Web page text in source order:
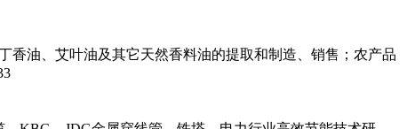
香油、艾叶油及其它天然香料油的提取和制造、销售；农产品